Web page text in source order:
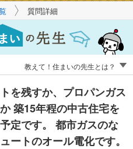
質問詳細
教えて！住まいの先生とは？
を残すか、プロパンガス
築15年程の中古住宅を
定です。 都市ガスのな
ートのオール電化です。